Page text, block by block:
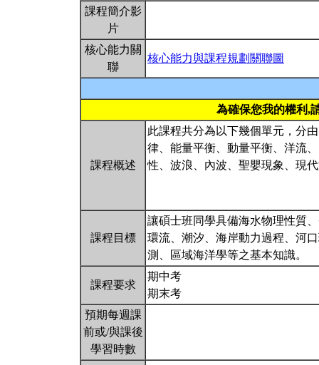
課程簡介影
片
核心能力關
聯
核心能力與課程規劃關聯圖
為確保您我的權利,
課程概述
此課程共分為以下幾個單元，分
律、能量平衡、動量平衡、洋流
性、波浪、內波、聖嬰現象、現
課程目標
讓碩士班同學具備海水物理性質
環流、潮汐、海岸動力過程、河
測、區域海洋學等之基本知識。
課程要求
期中考
期末考
預期每週課
前或/與課後
學習時數